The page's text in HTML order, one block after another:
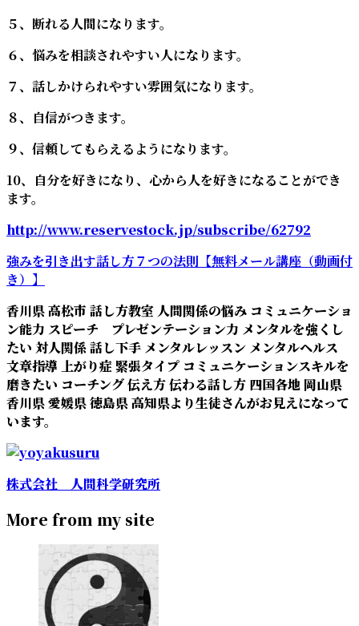
５、断れる人間になります。
６、悩みを相談されやすい人になります。
７、話しかけられやすい雰囲気になります。
８、自信がつきます。
９、信頼してもらえるようになります。
10、自分を好きになり、心から人を好きになることができ
ます。
http://www.reservestock.jp/subscribe/62792
強みを引き出す話し方７つの法則【無料メール講座（動画付
き）】
香川県 高松市 話し方教室 人間関係の悩み コミュニケーショ
ン能力 スピーチ プレゼンテーション力 メンタルを強くし
たい 対人関係 話し下手 メンタルレッスン メンタルヘルス
文章指導 上がり症 緊張タイプ コミュニケーションスキルを
磨きたい コーチング 伝え方 伝わる話し方 四国各地 岡山県
香川県 愛媛県 徳島県 高知県より生徒さんがお見えになって
います。
株式会社 人間科学研究所
More from my site